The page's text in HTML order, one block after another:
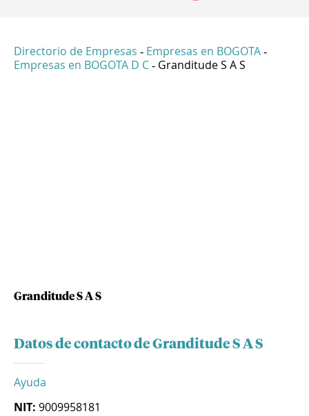
Directorio de Empresas - Empresas en BOGOTA -
Empresas en BOGOTA D C - Granditude S A S
Granditude S A S
Datos de contacto de Granditude S A S
Ayuda
NIT: 9009958181